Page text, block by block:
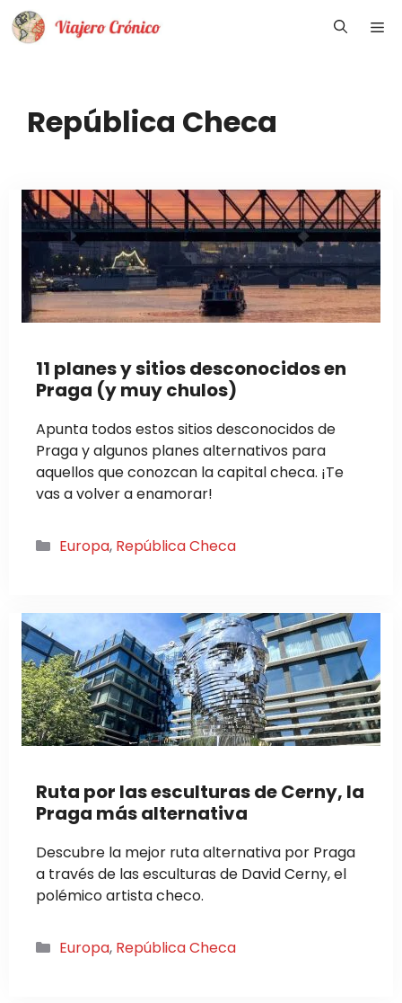
Saltar
República Checa
11 planes y sitios desconocidos en
Praga (y muy chulos)
Apunta todos estos sitios desconocidos de
Praga y algunos planes alternativos para
aquellos que conozcan la capital checa. ¡Te
vas a volver a enamorar!
Categorías
Europa, República Checa
Ruta por las esculturas de Cerny, la
Praga más alternativa
Descubre la mejor ruta alternativa por Praga
a través de las esculturas de David Cerny, el
polémico artista checo.
Categorías
Europa, República Checa